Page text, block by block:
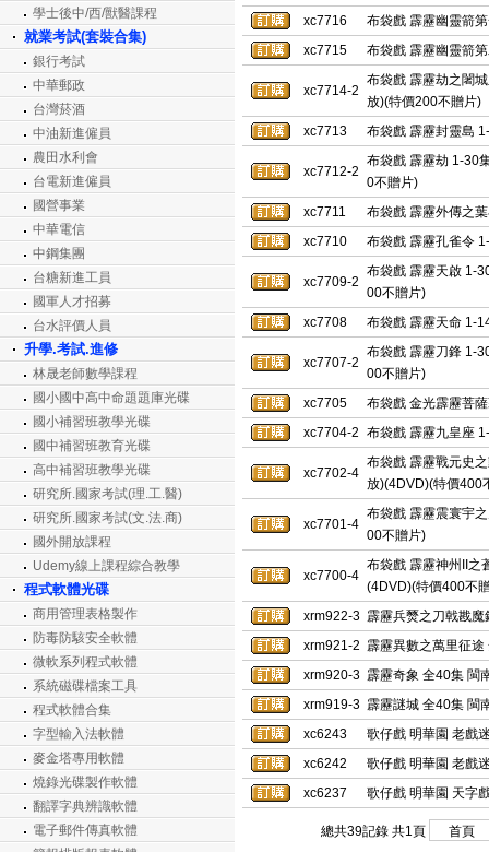
學士後中/西/獸醫課程
就業考試(套裝合集)
銀行考試
中華郵政
台灣菸酒
中油新進僱員
農田水利會
台電新進僱員
國營事業
中華電信
中鋼集團
台糖新進工員
國軍人才招募
台水評價人員
升學.考試.進修
林晟老師數學課程
國小國中高中命題題庫光碟
國小補習班教學光碟
國中補習班教育光碟
高中補習班教學光碟
研究所.國家考試(理.工.醫)
研究所.國家考試(文.法.商)
國外開放課程
Udemy線上課程綜合教學
程式軟體光碟
商用管理表格製作
防毒防駭安全軟體
微軟系列程式軟體
系統磁碟檔案工具
程式軟體合集
字型輸入法軟體
麥金塔專用軟體
燒錄光碟製作軟體
翻譯字典辨識軟體
電子郵件傳真軟體
xc7716
布袋戲 霹靂幽靈箭
xc7715
布袋戲 霹靂幽靈箭
xc7714-2
布袋戲 霹靂劫之闍
放)(特價200不贈片)
xc7713
布袋戲 霹靂封靈島
xc7712-2
布袋戲 霹靂劫 1-30
0不贈片)
xc7711
布袋戲 霹靂外傳之
xc7710
布袋戲 霹靂孔雀令
xc7709-2
布袋戲 霹靂天啟 1-
00不贈片)
xc7708
布袋戲 霹靂天命 1-
xc7707-2
布袋戲 霹靂刀鋒 1-
00不贈片)
xc7705
布袋戲 金光霹靂菩
xc7704-2 布袋戲 霹靂九皇座
xc7702-4
布袋戲 霹靂戰元史
放)(4DVD)(特價400
xc7701-4
布袋戲 霹靂震寰宇
00不贈片)
xc7700-4
布袋戲 霹靂神州II之
(4DVD)(特價400不
xrm922-3 霹靂兵燹之刀戟戡
xrm921-2 霹靂異數之萬里征
xrm920-3 霹靂奇象 全40集 閩
xrm919-3 霹靂謎城 全40集 閩
xc6243
歌仔戲 明華園 老戲
xc6242
歌仔戲 明華園 老戲
xc6237
歌仔戲 明華園 天字
總共39記錄 共1頁